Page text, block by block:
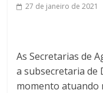
27 de janeiro de 2021
As Secretarias de
a subsecretaria de
momento atuando